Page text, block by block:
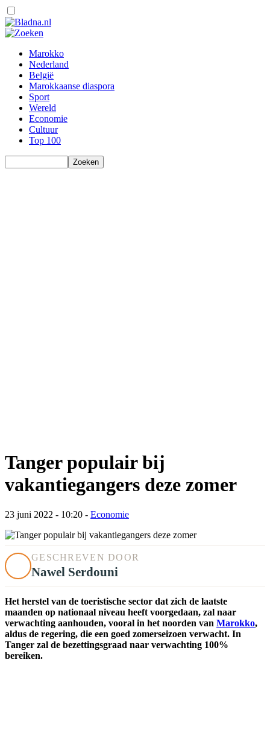
Marokko
Nederland
België
Marokkaanse diaspora
Sport
Wereld
Economie
Cultuur
Top 100
Tanger populair bij
vakantiegangers deze zomer
23 juni 2022 - 10:20 - Economie
GESCHREVEN DOOR
Nawel Serdouni
Het herstel van de toeristische sector dat zich de laatste
maanden op nationaal niveau heeft voorgedaan, zal naar
verwachting aanhouden, vooral in het noorden van Marokko,
aldus de regering, die een goed zomerseizoen verwacht. In
Tanger zal de bezettingsgraad naar verwachting 100%
bereiken.